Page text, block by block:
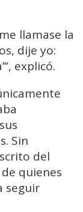
llamase la
dije yo:
explicó.
Sin
del
quienes
seguir